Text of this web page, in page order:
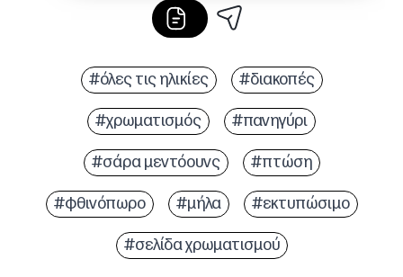
#όλες τις ηλικίες #διακοπές
#χρωματισμός #πανηγύρι
#σάρα μεντόουνς #πτώση
#φθινόπωρο #μήλα #εκτυπώσιμο
#σελίδα χρωματισμού